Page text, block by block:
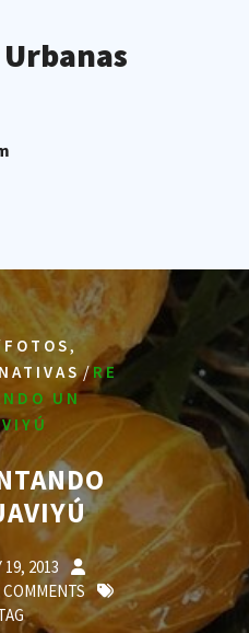
FOTOS,
NATIVAS/RE
UN
19, 2013